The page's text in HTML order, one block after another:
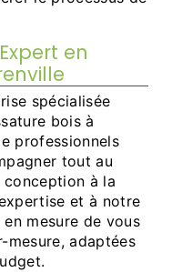
en
spécialisée
bois à
professionnels
tout au
à la
et à notre
mesure de vous
mesure, adaptées